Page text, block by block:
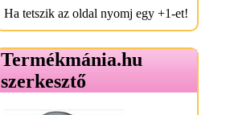
Ha tetszik az oldal nyomj egy +1-et!
Termékmánia.hu
szerkesztő